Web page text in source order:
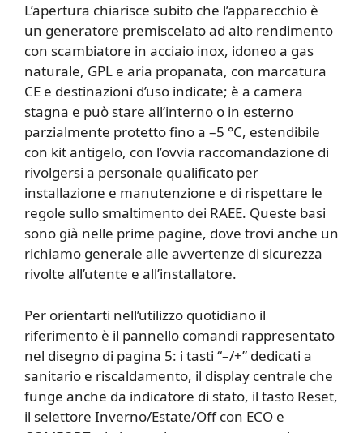
L’apertura chiarisce subito che l’apparecchio è
un generatore premiscelato ad alto rendimento
con scambiatore in acciaio inox, idoneo a gas
naturale, GPL e aria propanata, con marcatura
CE e destinazioni d’uso indicate; è a camera
stagna e può stare all’interno o in esterno
parzialmente protetto fino a –5 °C, estendibile
con kit antigelo, con l’ovvia raccomandazione di
rivolgersi a personale qualificato per
installazione e manutenzione e di rispettare le
regole sullo smaltimento dei RAEE. Queste basi
sono già nelle prime pagine, dove trovi anche un
richiamo generale alle avvertenze di sicurezza
rivolte all’utente e all’installatore.
Per orientarti nell’utilizzo quotidiano il
riferimento è il pannello comandi rappresentato
nel disegno di pagina 5: i tasti “–/+” dedicati a
sanitario e riscaldamento, il display centrale che
funge anche da indicatore di stato, il tasto Reset,
il selettore Inverno/Estate/Off con ECO e